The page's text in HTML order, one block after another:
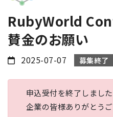
RubyWorld
賛金のお願い
2025-07-07 募集終了
申込受付を終了しまし
企業の皆様ありがとうご